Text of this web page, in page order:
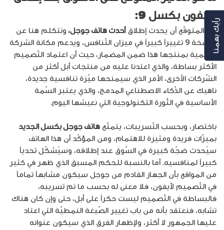
تليفون بكسل 9:
من المتوقّع أن يحدث إطلاقأحدث هاتف جوجل، ونتكلم هنا عن
النسخة 9 تغييراً كبيراً في ميزان التّنافس، ويدعم مكانة الشركة
العالمية بمنتجها هذا ضمن المضمار، حيث أن اعتماد التّصميم
الأكثر بساطة، والذي اعتدنا عليه من منتجات أبل أكثر من
الشّركات الأخرى، الأمر الذي سيمنحها ميّزة تنافسية جديدة،
ناهيك عن الذّكاء الاصطناعي المدمج، والذي يعتبر السّمة
الأساسية في الثّورة التكنولوجية التي نعيشها اليوم.
باختصار، وبحسب التّسريبات، يتمتّع هاتف جوجل بكسل الجديد
بميزّات فريدة ومثيرة للاهتمام، ومن المؤكّد أن هذا الهاتف
سيُحدث ضجّة كبيرة في السّوق عند إطلاقه، وسيُشكّل تحدياً
كبيراً لمنافسيه. أما بالنسبة للحكم المسبق الذي ظهر في كثير
من المواقع بأن الجهاز القادم من جوجل سيكون مشابهاً تماماً
في التّصميم لآيفون، فلا معنى له بحسب ما تم تسريبه،
فالبساطة في التّصميم ليست حكراً على أبل، حتى وإن كان هناك
تشابه، فنعتقد بأنه من باب تغيير الصّيغة النمطيّة التي اعتاد
عليها الجمهور لا أكثر، ولإظهار الفرق الذي سيكون عنوانه
رأيك بهمنا